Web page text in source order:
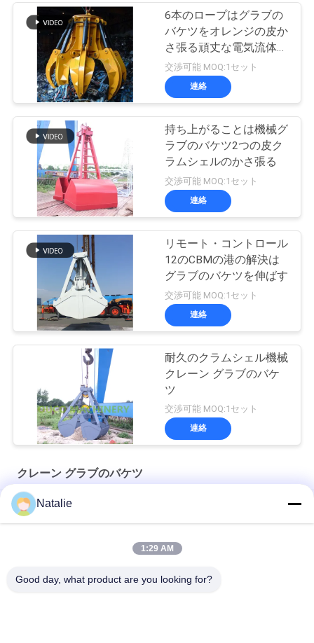
6本のロープはグラブの
バケツをオレンジの皮か
さ張る頑丈な電気流体式
の貨物伸ばす
交渉可能 MOQ:1セット
連絡
持ち上がることは機械グ
ラブのバケツ2つの皮ク
ラムシェルのかさ張る
交渉可能 MOQ:1セット
連絡
リモート・コントロール
12のCBMの港の解決は
グラブのバケツを伸ばす
交渉可能 MOQ:1セット
連絡
耐久のクラムシェル機械
クレーン グラブのバケ
ツ
交渉可能 MOQ:1セット
連絡
クレーン グラブのバケツ
8m3 ワイヤレス遠隔制御バルクグラブ
Natalie
1:29 AM
Good day, what product are you looking for?